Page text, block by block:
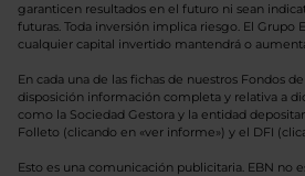
garanticen resultados en el futuro ni sean
futuras. Toda inversión implica riesgo. El Grupo
cualquier capital invertido mantendrá o
En cada una de las fichas de nuestros Fondos
disposición información completa y relativa a
como la Sociedad Gestora y la entidad
Folleto (clicando en «ver informe») y el DFI
Esto es una comunicación publicitaria. EBN no